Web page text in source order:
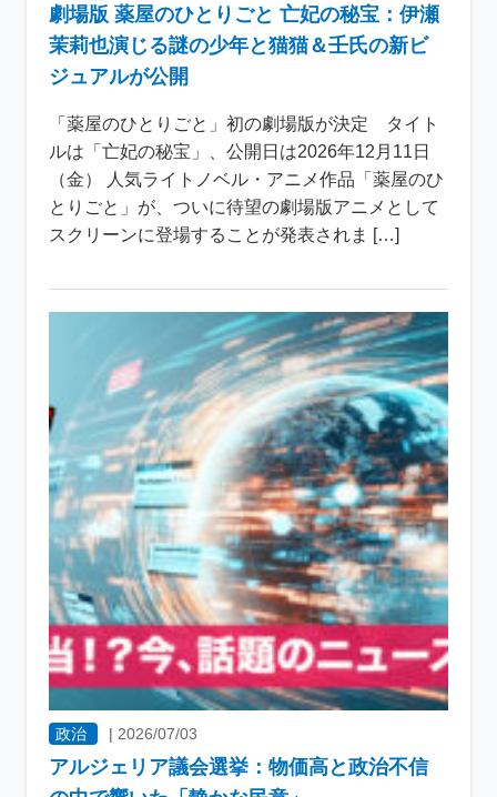
劇場版 薬屋のひとりごと 亡妃の秘宝：伊瀬
茉莉也演じる謎の少年と猫猫＆壬氏の新ビ
ジュアルが公開
「薬屋のひとりごと」初の劇場版が決定 タイト
ルは「亡妃の秘宝」、公開日は2026年12月11日
（金） 人気ライトノベル・アニメ作品「薬屋のひ
とりごと」が、ついに待望の劇場版アニメとして
スクリーンに登場することが発表されま […]
政治 |2026/07/03
アルジェリア議会選挙：物価高と政治不信